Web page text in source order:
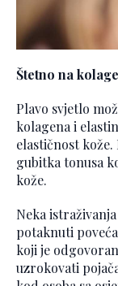
Štetno na
Plavo svjetlo
kolagena i
elastičnost
gubitka tonusa
kože.
Neka
potaknuti
koji je
uzrokovati